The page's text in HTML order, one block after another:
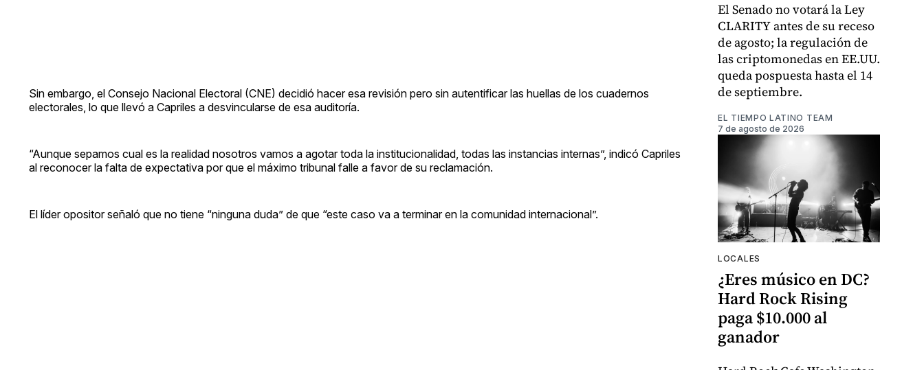
Sin embargo, el Consejo Nacional Electoral (CNE) decidió hacer esa revisión pero sin autentificar las huellas de los cuadernos
electorales, lo que llevó a Capriles a desvincularse de esa auditoría.
“Aunque sepamos cual es la realidad nosotros vamos a agotar toda la institucionalidad, todas las instancias internas”, indicó Capriles
al reconocer la falta de expectativa por que el máximo tribunal falle a favor de su reclamación.
El líder opositor señaló que no tiene “ninguna duda” de que “este caso va a terminar en la comunidad internacional”.
El Senado no votará la Ley
CLARITY antes de su receso
de agosto; la regulación de
las criptomonedas en EE.UU.
queda pospuesta hasta el 14
de septiembre.
EL TIEMPO LATINO TEAM
7 de agosto de 2026
LOCALES
¿Eres músico en DC?
Hard Rock Rising
paga $10.000 al
ganador